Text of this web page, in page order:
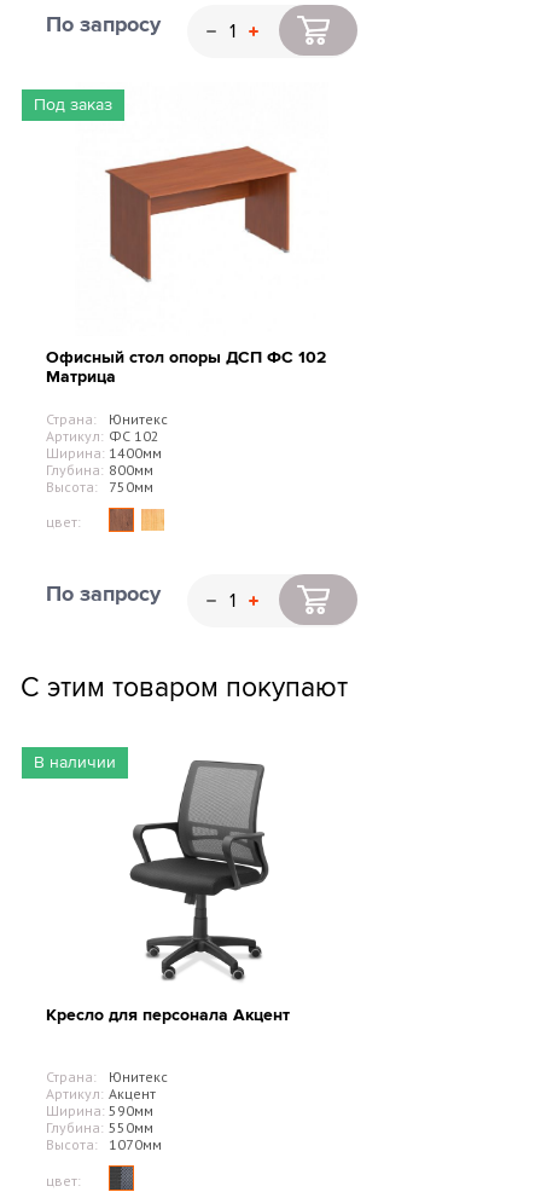
По запросу
Под заказ
Офисный стол опоры ДСП ФС 102
Матрица
Страна:
Юнитекс
Артикул: ФС 102
Ширина: 1400мм
Глубина: 800мм
Высота:
750мм
цвет:
По запросу
С этим товаром покупают
В наличии
Кресло для персонала Акцент
Страна:
Юнитекс
Артикул: Акцент
Ширина: 590мм
Глубина: 550мм
Высота:
1070мм
цвет: